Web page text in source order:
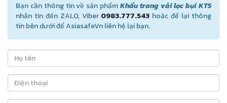
Bạn cần thông tin về sản phẩmKhẩu trang vải lọc bụi KT5
nhắn tin đến ZALO, Viber 0983.777.543 hoặc để lại thông
tin bên dưới để AsiasafeVn liên hệ lại bạn.